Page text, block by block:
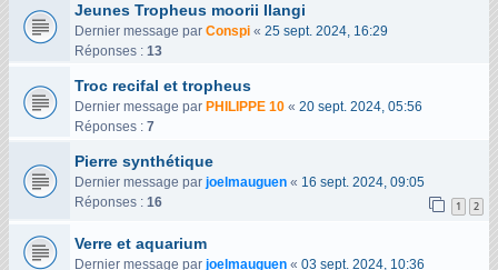
Jeunes Tropheus moorii Ilangi
Dernier message par Conspi « 25 sept. 2024, 16:29
Réponses : 13
Troc recifal et tropheus
Dernier message par PHILIPPE 10 « 20 sept. 2024, 05:56
Réponses : 7
Pierre synthétique
Dernier message par joelmauguen « 16 sept. 2024, 09:05
Réponses : 16 1 2
Verre et aquarium
Dernier message par joelmauguen « 03 sept. 2024, 10:36